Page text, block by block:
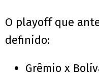
O playoff que
definido:
Grêmio x